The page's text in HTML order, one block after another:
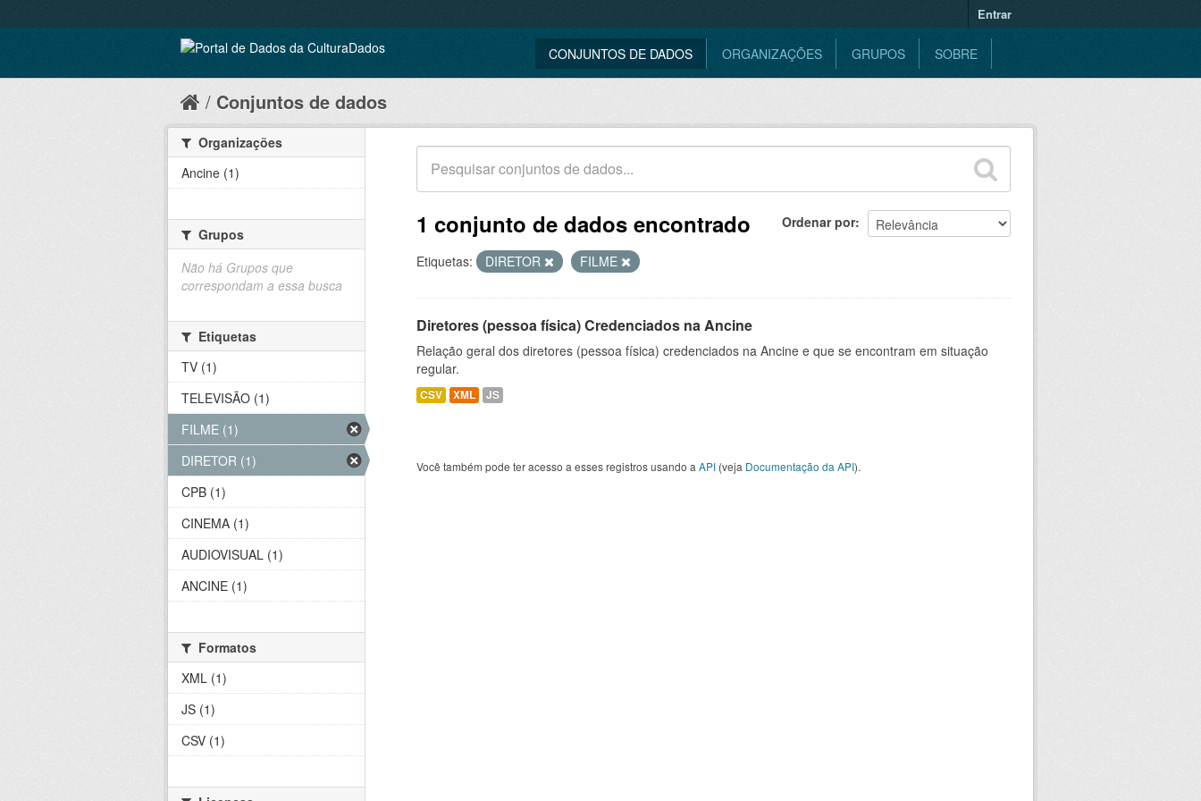
Entrar
CONJUNTOS DE DADOS ORGANIZAÇÕES GRUPOS SOBRE
Conjuntos de dados
Ordenar por
1 conjunto de dados encontrado
Etiquetas: DIRETOR FILME
Diretores (pessoa física) Credenciados na Ancine
Relação geral dos diretores (pessoa física) credenciados na Ancine e que se encontram em situação
regular.
CSV XML JS
Você também pode ter acesso a esses registros usando a API (veja Documentação da API).
Organizações
Ancine (1)
Grupos
Não há Grupos que
correspondam a essa busca
Etiquetas
TV (1)
TELEVISÃO (1)
FILME (1)
DIRETOR (1)
CPB (1)
CINEMA (1)
AUDIOVISUAL (1)
ANCINE (1)
Formatos
XML (1)
JS (1)
CSV (1)